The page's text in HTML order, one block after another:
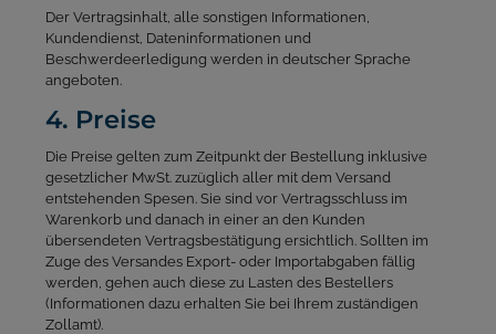
Der Vertragsinhalt, alle sonstigen Informationen,
Kundendienst, Dateninformationen und
Beschwerdeerledigung werden in deutscher Sprache
angeboten.
4. Preise
Die Preise gelten zum Zeitpunkt der Bestellung inklusive
gesetzlicher MwSt. zuzüglich aller mit dem Versand
entstehenden Spesen. Sie sind vor Vertragsschluss im
Warenkorb und danach in einer an den Kunden
übersendeten Vertragsbestätigung ersichtlich. Sollten im
Zuge des Versandes Export- oder Importabgaben fällig
werden, gehen auch diese zu Lasten des Bestellers
(Informationen dazu erhalten Sie bei Ihrem zuständigen
Zollamt).